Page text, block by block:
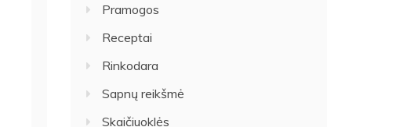
Pramogos
Receptai
Rinkodara
Sapnų reikšmė
Skaičiuoklės